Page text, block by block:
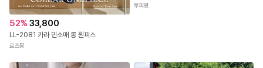
52% 33,800
LL-2081 카라 민소매 롱 원피스
로즈몽
투피앤